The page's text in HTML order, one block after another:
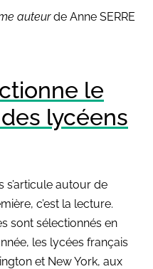
auteurde Anne SERRE
le
lycéens
s’articule autour de
c’est la lecture.
sont sélectionnés en
les lycées français
et New York, aux